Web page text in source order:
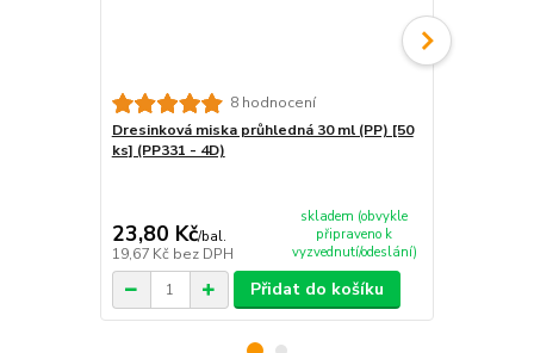
8 hodnocení
Dresinková miska průhledná 30 ml (PP) [50
ks] (PP331 - 4D)
23,80 Kč/bal.
19,67 Kč bez DPH
skladem (obvykle
připraveno k
vyzvednutí/odeslání)
Přidat do košíku